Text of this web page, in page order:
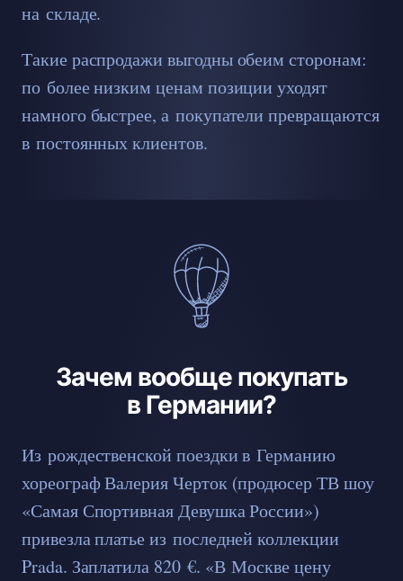
на складе.
Такие распродажи выгодны обеим сторонам:
по более низким ценам позиции уходят
намного быстрее, а покупатели превращаются
в постоянных клиентов.
Зачем вообще покупать
в Германии?
Из рождественской поездки в Германию
хореограф Валерия Черток (продюсер ТВ шоу
«Самая Спортивная Девушка России»)
привезла платье из последней коллекции
Prada. Заплатила 820 €. «В Москве цену